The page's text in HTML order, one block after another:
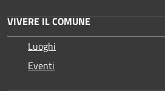
VIVERE IL COMUNE
Luoghi
Eventi